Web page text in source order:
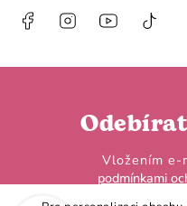
Vložením e-
podmínkami
FacebookInstagramhttps://